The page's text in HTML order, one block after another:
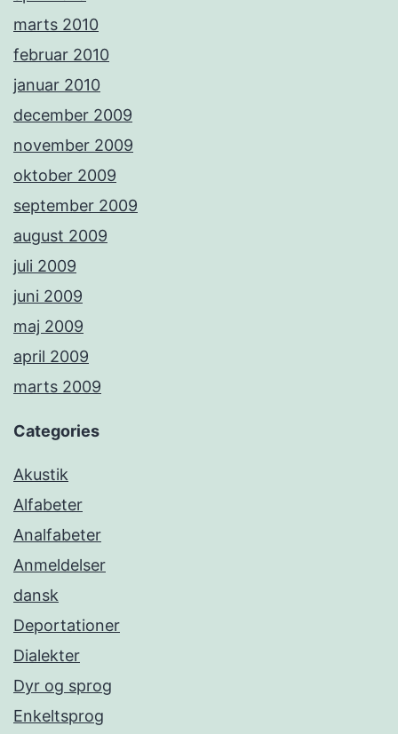
marts 2010
februar 2010
januar 2010
december 2009
november 2009
oktober 2009
september 2009
august 2009
juli 2009
juni 2009
maj 2009
april 2009
marts 2009
Categories
Akustik
Alfabeter
Analfabeter
Anmeldelser
dansk
Deportationer
Dialekter
Dyr og sprog
Enkeltsprog